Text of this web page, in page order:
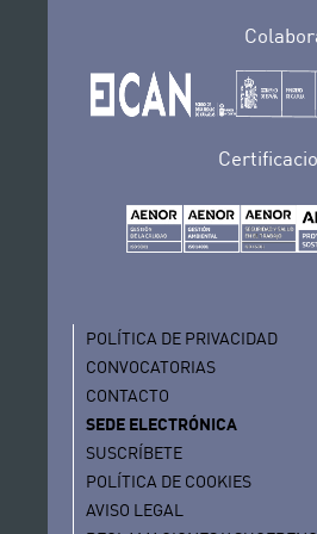
POLÍTICA DE PRIVACIDAD
CONVOCATORIAS
CONTACTO
SEDE ELECTRÓNICA
SUSCRÍBETE
POLÍTICA DE COOKIES
AVISO LEGAL